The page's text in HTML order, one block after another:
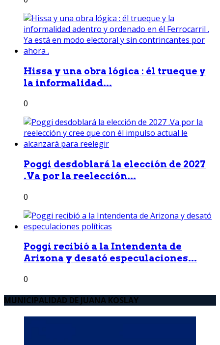
Hissa y una obra lógica : él trueque y
la informalidad...
0
Poggi desdoblará la elección de 2027
.Va por la reelección...
0
Poggi recibió a la Intendenta de
Arizona y desató especulaciones...
0
MUNICIPALIDAD DE JUANA KOSLAY